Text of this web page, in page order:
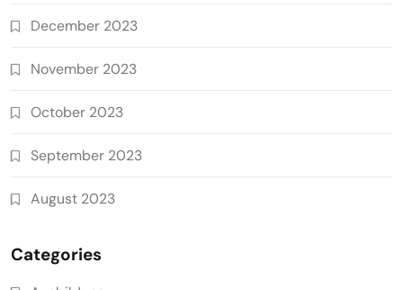
December 2023
November 2023
October 2023
September 2023
August 2023
Categories